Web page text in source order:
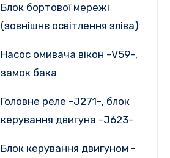
Блок бортової мережі
(зовнішнє освітлення зліва)
Насос омивача вікон -V59-,
замок бака
Головне реле -J271-, блок
керування двигуна -J623-
Блок керування двигуном -